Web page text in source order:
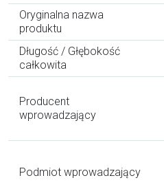
Oryginalna nazwa
produktu
Długość / Głębokość
całkowita
Producent
wprowadzający
Podmiot wprowadzający